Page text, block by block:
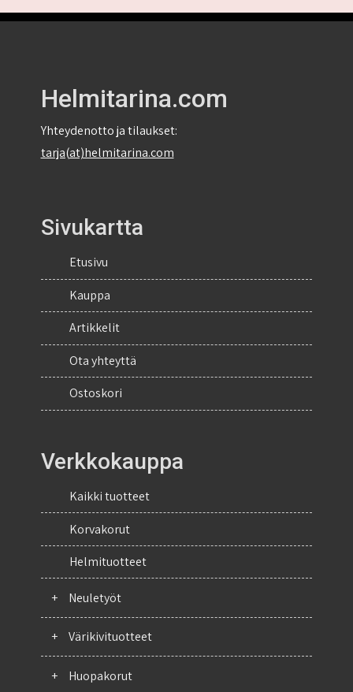
Helmitarina.com
Yhteydenotto ja tilaukset:
tarja(at)helmitarina.com
Sivukartta
Etusivu
Kauppa
Artikkelit
Ota yhteyttä
Ostoskori
Verkkokauppa
Kaikki tuotteet
Korvakorut
Helmituotteet
+ Neuletyöt
+ Värikivituotteet
+ Huopakorut